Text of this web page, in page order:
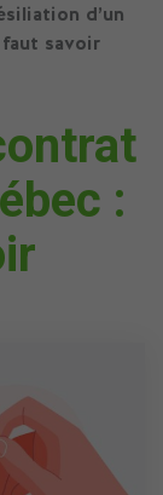
d’un
savoir
: